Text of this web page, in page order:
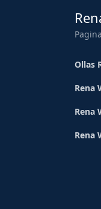
Ollas
Rena
Rena
Rena